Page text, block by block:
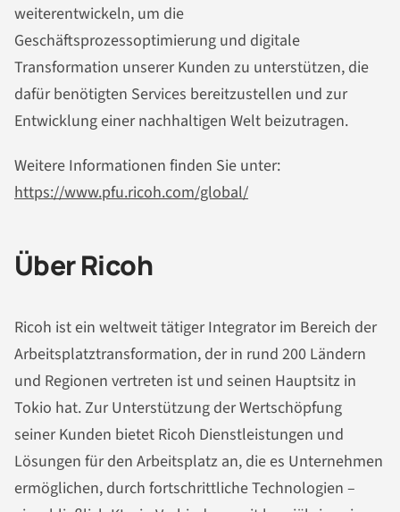
weiterentwickeln, um die
Geschäftsprozessoptimierung und digitale
Transformation unserer Kunden zu unterstützen, die
dafür benötigten Services bereitzustellen und zur
Entwicklung einer nachhaltigen Welt beizutragen.
Weitere Informationen finden Sie unter:
https://www.pfu.ricoh.com/global/
Über Ricoh
Ricoh ist ein weltweit tätiger Integrator im Bereich der
Arbeitsplatztransformation, der in rund 200 Ländern
und Regionen vertreten ist und seinen Hauptsitz in
Tokio hat. Zur Unterstützung der Wertschöpfung
seiner Kunden bietet Ricoh Dienstleistungen und
Lösungen für den Arbeitsplatz an, die es Unternehmen
ermöglichen, durch fortschrittliche Technologien –